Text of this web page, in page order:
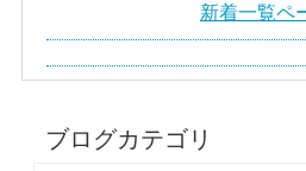
新着一覧ペ
ブログカテゴリ